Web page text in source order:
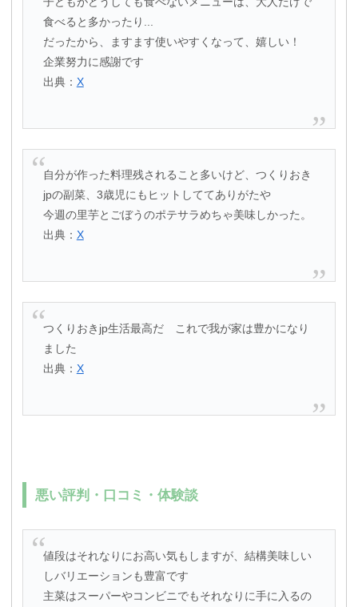
食べると多かったり...
だったから、ますます使いやすくなって、嬉しい！
企業努力に感謝です
出典： X
自分が作った料理残されること多いけど、つくりおき
jpの副菜、3歳児にもヒットしててありがたや
今週の里芋とごぼうのポテサラめちゃ美味しかった。
出典： X
つくりおきjp生活最高だ これで我が家は豊かになり
ました
出典： X
悪い評判・口コミ・体験談
値段はそれなりにお高い気もしますが、結構美味しい
しバリエーションも豊富です
主菜はスーパーやコンビニでもそれなりに手に入るの